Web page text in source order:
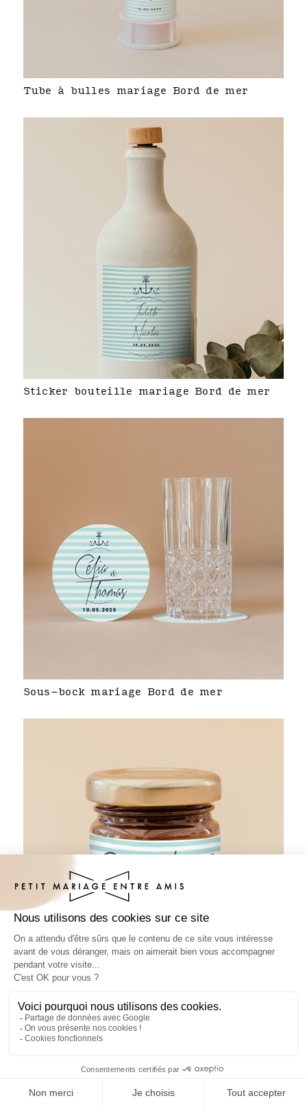
Tube à bulles mariage Bord de mer
Sticker bouteille mariage Bord de mer
Sous-bock mariage Bord de mer